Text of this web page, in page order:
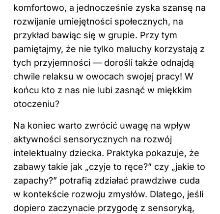
komfortowo, a jednocześnie zyska szansę na
rozwijanie umiejętności społecznych, na
przykład bawiąc się w grupie. Przy tym
pamiętajmy, że nie tylko maluchy korzystają z
tych przyjemności — dorośli także odnajdą
chwile relaksu w owocach swojej pracy! W
końcu kto z nas nie lubi zasnąć w miękkim
otoczeniu?
Na koniec warto zwrócić uwagę na wpływ
aktywności sensorycznych na rozwój
intelektualny dziecka. Praktyka pokazuje, że
zabawy takie jak „czyje to ręce?” czy „jakie to
zapachy?” potrafią zdziałać prawdziwe cuda
w kontekście rozwoju zmysłów. Dlatego, jeśli
dopiero zaczynacie przygodę z sensoryką,